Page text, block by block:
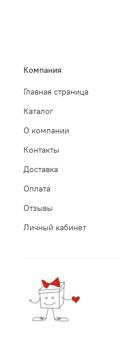
Компания
Главная страница
Каталог
О компании
Контакты
Доставка
Оплата
Отзывы
Личный кабинет